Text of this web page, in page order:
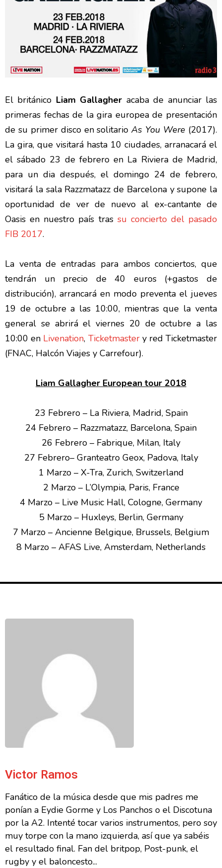
El británico Liam Gallagher acaba de anunciar las
primeras fechas de la gira europea de presentación
de su primer disco en solitarioAs You Were (2017).
La gira, que visitará hasta 10 ciudades, arranacará el
el sábado 23 de febrero en La Riviera de Madrid,
para un dia después, el domingo 24 de febrero,
visitará la sala Razzmatazz de Barcelona y supone la
oportunidad de ver de nuevo al ex-cantante de
Oasis en nuestro país tras su concierto del pasado
FIB 2017.
La venta de entradas para ambos conciertos, que
tendrán un precio de 40 euros (+gastos de
distribución), arrancará en modo preventa el jueves
19 de octubre a las 10:00, mientras que la venta
general se abrirá el viernes 20 de octubre a las
10:00 en Livenation, Ticketmastery red Ticketmaster
(FNAC, Halcón Viajes y Carrefour).
Liam Gallagher European tour 2018
23 Febrero – La Riviera, Madrid, Spain
24 Febrero – Razzmatazz, Barcelona, Spain
26 Febrero – Fabrique, Milan, Italy
27 Febrero– Granteatro Geox, Padova, Italy
1 Marzo – X-Tra, Zurich, Switzerland
2 Marzo – L’Olympia, Paris, France
4 Marzo – Live Music Hall, Cologne, Germany
5 Marzo – Huxleys, Berlin, Germany
7 Marzo – Ancienne Belgique, Brussels, Belgium
8 Marzo – AFAS Live, Amsterdam, Netherlands
Victor Ramos
Fanático de la música desde que mis padres me
ponían a Eydie Gorme y Los Panchos o el Discotuna
por la A2. Intenté tocar varios instrumentos, pero soy
muy torpe con la mano izquierda, así que ya sabéis
el resultado final. Fan del britpop, Post-punk, el
rugby y el baloncesto...